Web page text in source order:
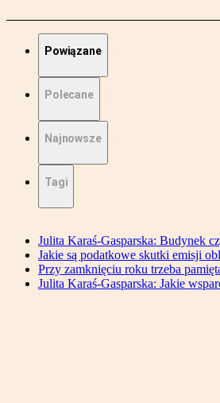
Powiązane
Polecane
Najnowsze
Tagi
Julita Karaś-Gasparska: Budynek
Jakie są podatkowe skutki emisji
Przy zamknięciu roku trzeba
Julita Karaś-Gasparska: Jakie